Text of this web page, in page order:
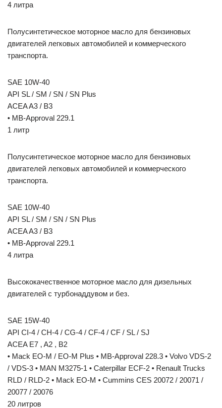
4 литра
Полусинтетическое моторное масло для бензиновых
двигателей легковых автомобилей и коммерческого
транспорта.
SAE 10W-40
API SL / SM / SN / SN Plus
ACEA A3 / B3
• MB-Approval 229.1
1 литр
Полусинтетическое моторное масло для бензиновых
двигателей легковых автомобилей и коммерческого
транспорта.
SAE 10W-40
API SL / SM / SN / SN Plus
ACEA A3 / B3
• MB-Approval 229.1
4 литра
Высококачественное моторное масло для дизельных
двигателей с турбонаддувом и без.
SAE 15W-40
API CI-4 / CH-4 / CG-4 / CF-4 / CF / SL / SJ
ACEA E7 , A2 , B2
• Mack EO-M / EO-M Plus • MB-Approval 228.3 • Volvo VDS-2
/ VDS-3 • MAN M3275-1 • Caterpillar ECF-2 • Renault Trucks
RLD / RLD-2 • Mack EO-M • Cummins CES 20072 / 20071 /
20077 / 20076
20 литров